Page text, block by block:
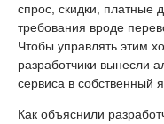
спрос, скидки, платные
требования вроде
Чтобы управлять этим
разработчики вынесли
сервиса в собственный
Как объяснили